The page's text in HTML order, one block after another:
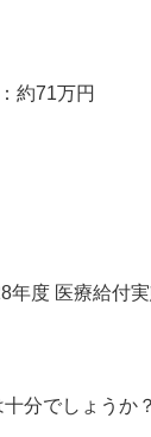
約71万円
年度 医療給付
分でしょうか？